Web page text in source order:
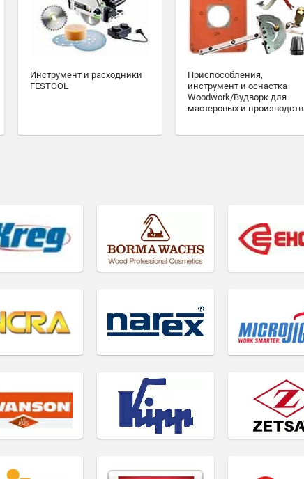
Инструмент и расходники
FESTOOL
Приспособления,
инструмент и оснастка
Woodwork/Вудворк для
мастеровых и производств